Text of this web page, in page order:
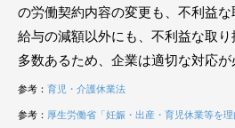
の労働契約内容の変更も、不利益な
給与の減額以外にも、不利益な取
多数あるため、企業は適切な対応が
参考： 育児・介護休業法
参考： 厚生労働省「妊娠・出産・育児休業等を理